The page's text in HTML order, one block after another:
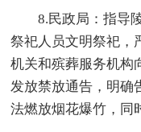
8.民政局：指导陵
祭祀人员文明祭祀，
机关和殡葬服务机构
发放禁放通告，明确
法燃放烟花爆竹，同